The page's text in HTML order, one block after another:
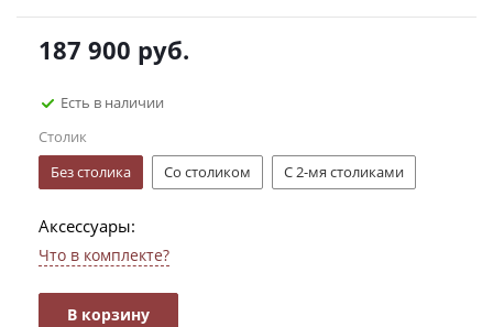
187 900 руб.
Есть в наличии
Столик
Без столика
Со столиком С 2-мя столиками
Аксессуары:
Что в комплекте?
В корзину